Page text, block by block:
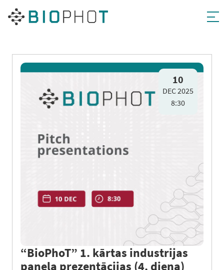
Pāriet
10
DEC 2025
8:30
“BioPhoT” 1. kārtas industrijas
paneļa prezentācijas (4. diena)